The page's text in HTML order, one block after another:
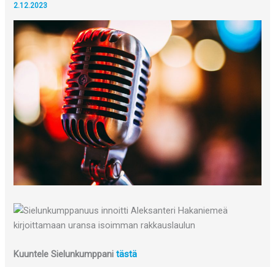
2.12.2023
Kuuntele Sielunkumppanitästä